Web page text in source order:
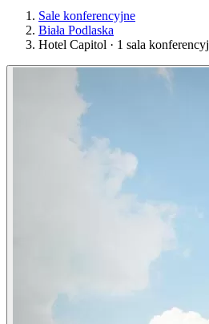
Sale konferencyjne
Biała Podlaska
Hotel Capitol · 1 sala